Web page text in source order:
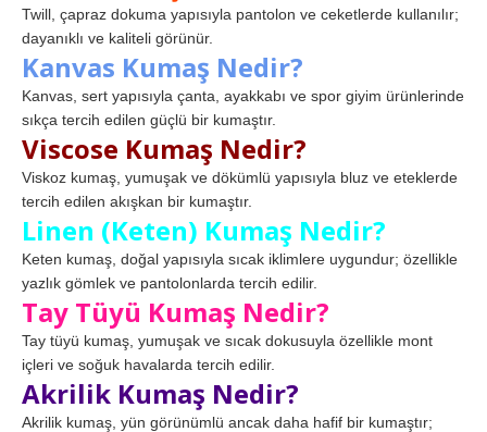
Twill, çapraz dokuma yapısıyla pantolon ve ceketlerde kullanılır;
dayanıklı ve kaliteli görünür.
Kanvas Kumaş Nedir?
Kanvas, sert yapısıyla çanta, ayakkabı ve spor giyim ürünlerinde
sıkça tercih edilen güçlü bir kumaştır.
Viscose Kumaş Nedir?
Viskoz kumaş, yumuşak ve dökümlü yapısıyla bluz ve eteklerde
tercih edilen akışkan bir kumaştır.
Linen (Keten) Kumaş Nedir?
Keten kumaş, doğal yapısıyla sıcak iklimlere uygundur; özellikle
yazlık gömlek ve pantolonlarda tercih edilir.
Tay Tüyü Kumaş Nedir?
Tay tüyü kumaş, yumuşak ve sıcak dokusuyla özellikle mont
içleri ve soğuk havalarda tercih edilir.
Akrilik Kumaş Nedir?
Akrilik kumaş, yün görünümlü ancak daha hafif bir kumaştır;